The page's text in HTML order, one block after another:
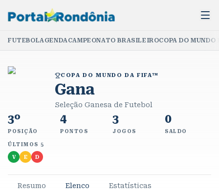
FUTEBOLAGENDACAMPEONATO BRASILEIROCOPA DO
COPA DO MUNDO DA FIFA™
Gana
Seleção Ganesa de Futebol
3º
POSIÇÃO
4
PONTOS
3
JOGOS
0
SALDO
ÚLTIMOS 5
V E D
Resumo Elenco Estatísticas